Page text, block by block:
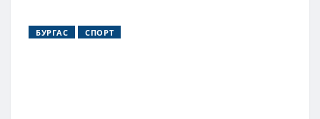
БУРГАС СПОРТ